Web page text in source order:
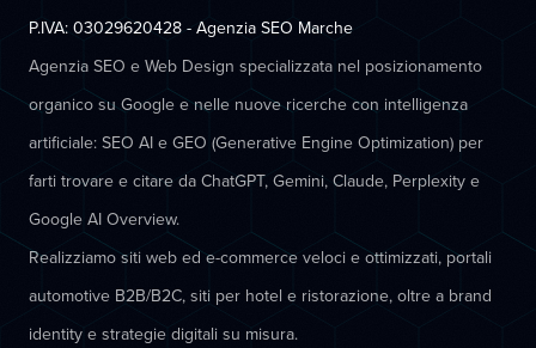
P.IVA: 03029620428 - Agenzia SEO Marche
Agenzia SEO e Web Design specializzata nel posizionamento
organico su Google e nelle nuove ricerche con intelligenza
artificiale: SEO AI e GEO (Generative Engine Optimization) per
farti trovare e citare da ChatGPT, Gemini, Claude, Perplexity e
Google AI Overview.
Realizziamo siti web ed e-commerce veloci e ottimizzati, portali
automotive B2B/B2C, siti per hotel e ristorazione, oltre a brand
identity e strategie digitali su misura.